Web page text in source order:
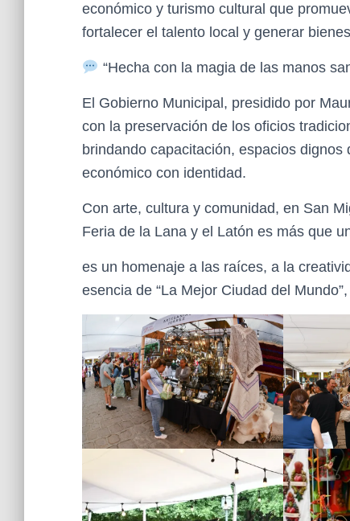
económico y turismo cultural que
fortalecer el talento local y generar
“Hecha con la magia de las manos
El Gobierno Municipal, presidido por
con la preservación de los oficios
brindando capacitación, espacios
económico con identidad.
Con arte, cultura y comunidad, en San
Feria de la Lana y el Latón es más que
es un homenaje a las raíces, a la
esencia de “La Mejor Ciudad del